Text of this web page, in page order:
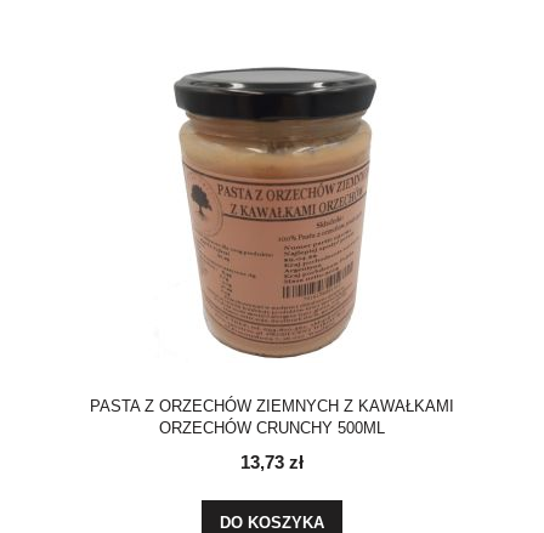
PASTA Z ORZECHÓW ZIEMNYCH Z KAWAŁKAMI
ORZECHÓW CRUNCHY 500ML
13,73 zł
DO KOSZYKA